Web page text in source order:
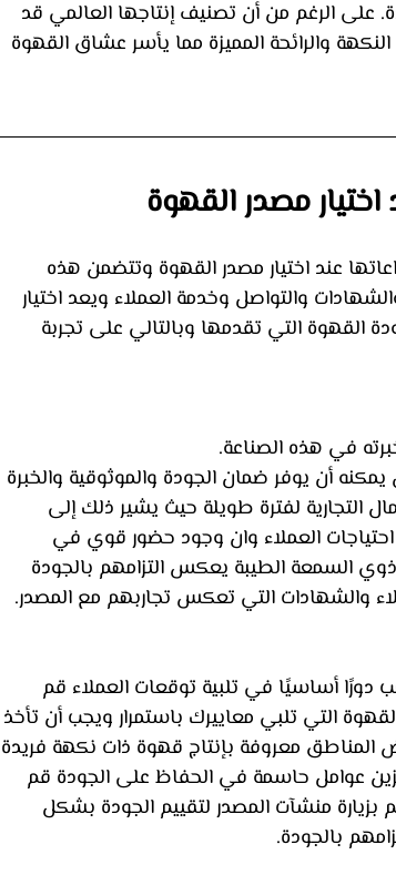
على الرغم من أن تصنيف إنتاجها العالمي قد
والرائحة المميزة مما يأسر عشاق القهوة
مصدر القهوة
عند اختيار مصدر القهوة وتتضمن هذه
والتواصل وخدمة العملاء ويعد اختيار
القهوة التي تقدمها وبالتالي على تجربة
في هذه الصناعة.
أن يوفر ضمان الجودة والموثوقية والخبرة
التجارية لفترة طويلة حيث يشير ذلك إلى
العملاء وان وجود حضور قوي في
السمعة الطيبة يعكس التزامهم بالجودة
والشهادات التي تعكس تجاربهم مع المصدر.
أساسيًا في تلبية توقعات العملاء قم
التي تلبي معاييرك باستمرار ويجب أن تأخذ
المناطق معروفة بإنتاج قهوة ذات نكهة فريدة
عوامل حاسمة في الحفاظ على الجودة قم
بزيارة منشآت المصدر لتقييم الجودة بشكل
بالجودة.